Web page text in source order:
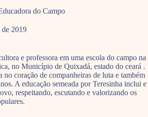
do Campo
de 2019
e professora em uma escola do campo na
no Município de Quixadá, estado do ceará .
no coração de companheiras de luta e também
A educação semeada por Teresinha inclui e
respeitando, escutando e valorizando os